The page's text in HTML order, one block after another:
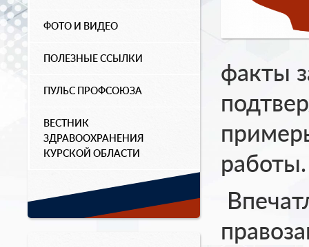
ФОТО И ВИДЕО
ПОЛЕЗНЫЕ ССЫЛКИ
ПУЛЬС ПРОФСОЮЗА
ВЕСТНИК
ЗДРАВООХРАНЕНИЯ
КУРСКОЙ ОБЛАСТИ
факты
работы.